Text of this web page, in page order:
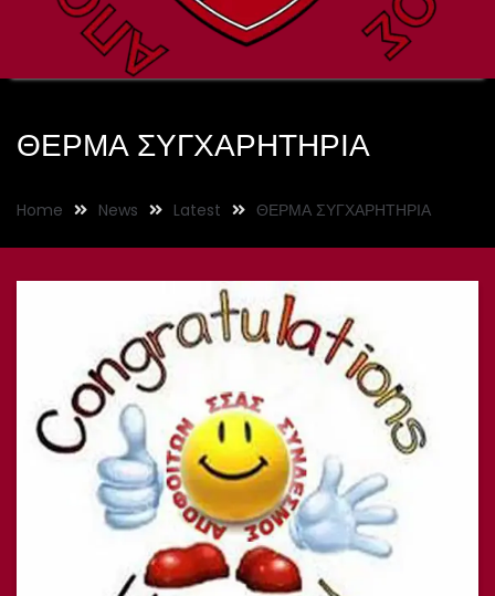
ΘΕΡΜΑ ΣΥΓΧΑΡΗΤΗΡΙΑ
Home News Latest ΘΕΡΜΑ ΣΥΓΧΑΡΗΤΗΡΙΑ